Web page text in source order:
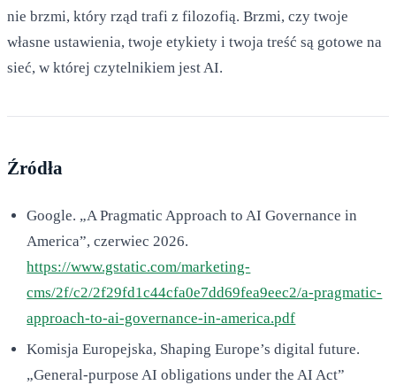
nie brzmi, który rząd trafi z filozofią. Brzmi, czy twoje
własne ustawienia, twoje etykiety i twoja treść są gotowe na
sieć, w której czytelnikiem jest AI.
Źródła
Google. „A Pragmatic Approach to AI Governance in
America”, czerwiec 2026.
https://www.gstatic.com/marketing-
cms/2f/c2/2f29fd1c44cfa0e7dd69fea9eec2/a-pragmatic-
approach-to-ai-governance-in-america.pdf
Komisja Europejska, Shaping Europe’s digital future.
„General-purpose AI obligations under the AI Act”